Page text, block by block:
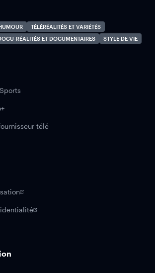
TÉLÉRÉALITÉS ET VARIÉTÉS
RÉALITÉS ET DOCUMENTAIRES
STYLE DE VIE
télé